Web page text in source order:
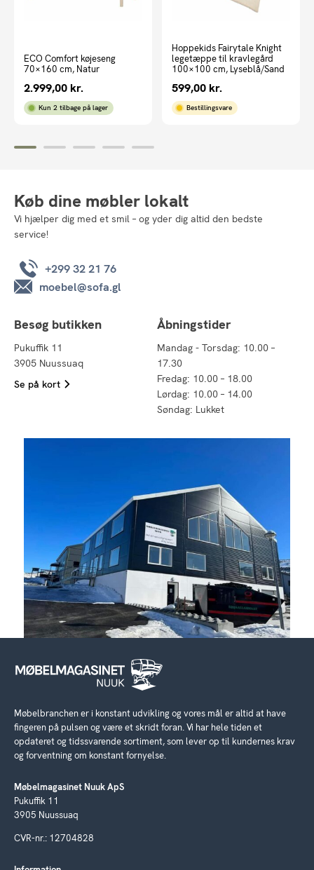
ECO Comfort køjeseng
70×160 cm, Natur
2.999,00 kr.
Kun 2 tilbage på lager
Hoppekids Fairytale Knight
legetæppe til kravlegård
100×100 cm, Lyseblå/Sand
599,00 kr.
Bestillingsvare
Køb dine møbler lokalt
Vi hjælper dig med et smil – og yder dig altid den bedste
service!
+299 32 21 76
moebel@sofa.gl
Besøg butikken
Pukuffik 11
3905 Nuussuaq
Se på kort
Åbningstider
Mandag - Torsdag: 10.00 –
17.30
Fredag: 10.00 – 18.00
Lørdag: 10.00 – 14.00
Søndag: Lukket
Møbelbranchen er i konstant udvikling og vores mål er altid at have
fingeren på pulsen og være et skridt foran. Vi har hele tiden et
opdateret og tidssvarende sortiment, som lever op til kundernes krav
og forventning om konstant fornyelse.
Møbelmagasinet Nuuk ApS
Pukuffik 11
3905 Nuussuaq
CVR-nr.: 12704828